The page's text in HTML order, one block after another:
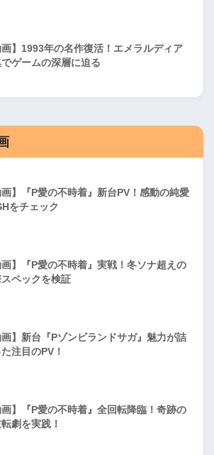
画】1993年の名作復活！エメラルディア
ゲームの深層に迫る
画】『P愛の不時着』新台PV！感動の純愛
をチェック
画】『P愛の不時着』実戦！冬ソナ超えの
ペックを検証
画】新台『Pゾンビランドサガ』魅力が詰
た注目のPV！
画】『P愛の不時着』全回転降臨！奇跡の
劇を実践！